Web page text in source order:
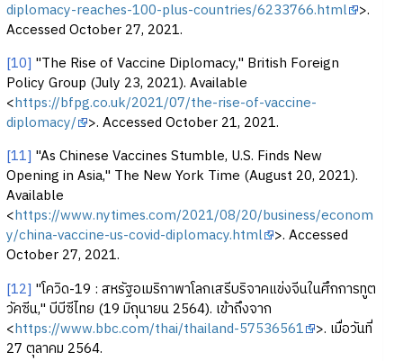
diplomacy-reaches-100-plus-countries/6233766.html >.
Accessed October 27, 2021.
[10] "The Rise of Vaccine Diplomacy," British Foreign
Policy Group (July 23, 2021). Available
<https://bfpg.co.uk/2021/07/the-rise-of-vaccine-
diplomacy/ >. Accessed October 21, 2021.
[11] "As Chinese Vaccines Stumble, U.S. Finds New
Opening in Asia," The New York Time (August 20, 2021).
Available
<https://www.nytimes.com/2021/08/20/business/econom
y/china-vaccine-us-covid-diplomacy.html >. Accessed
October 27, 2021.
[12] "โควิด-19 : สหรัฐอเมริกาพาโลกเสรีบริจาคแข่งจีนในศึกการทูต
วัคซีน," บีบีซีไทย (19 มิถุนายน 2564). เข้าถึงจาก
<https://www.bbc.com/thai/thailand-57536561 >. เมื่อวันที่
27 ตุลาคม 2564.